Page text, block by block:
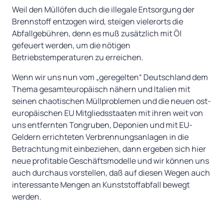
Weil den Müllöfen duch die illegale Entsorgung der
Brennstoff entzogen wird, steigen vielerorts die
Abfallgebühren, denn es muß zusätzlich mit Öl
gefeuert werden, um die nötigen
Betriebstemperaturen zu erreichen.
Wenn wir uns nun vom „geregelten“ Deutschland dem
Thema gesamteuropäisch nähern und Italien mit
seinen chaotischen Müllproblemen und die neuen ost-
europäischen EU Mitgliedsstaaten mit ihren weit von
uns entfernten Tongruben, Deponien und mit EU-
Geldern errichteten Verbrennungsanlagen in die
Betrachtung mit einbeziehen, dann ergeben sich hier
neue profitable Geschäftsmodelle und wir können uns
auch durchaus vorstellen, daß auf diesen Wegen auch
interessante Mengen an Kunststoffabfall bewegt
werden.